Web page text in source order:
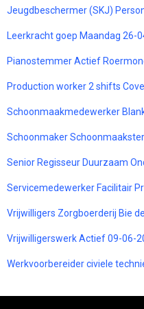
Jeugdbeschermer (SKJ)
Leerkracht goep Maandag 26-
Pianostemmer Actief
Production worker 2 shifts
Schoonmaakmedewerker
Schoonmaker
Senior Regisseur Duurzaam
Servicemedewerker Facilitair
Vrijwilligers Zorgboerderij Bie
Vrijwilligerswerk Actief 09-06-
Werkvoorbereider civiele